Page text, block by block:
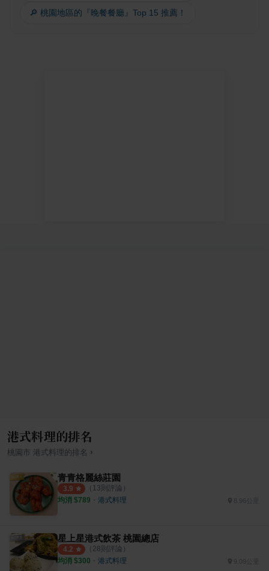
🔎 桃園地區的『晚餐餐廳』Top 15 推薦！
港式料理的排名
桃園市 港式料理的排名 ›
青青格麗絲莊園
3.9 （ 13則評論）
均消 $789 ・ 港式料理
星上星港式飲茶 桃園總店
4.2 （ 28則評論）
均消 $300 ・ 港式料理